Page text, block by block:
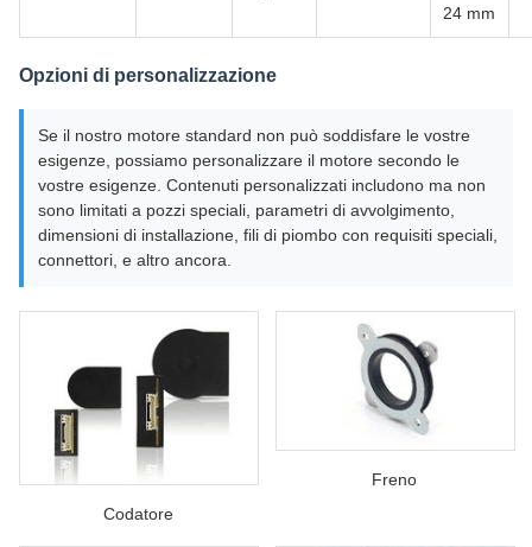
24 mm
Opzioni di personalizzazione
Se il nostro motore standard non può soddisfare le vostre
esigenze, possiamo personalizzare il motore secondo le
vostre esigenze. Contenuti personalizzati includono ma non
sono limitati a pozzi speciali, parametri di avvolgimento,
dimensioni di installazione, fili di piombo con requisiti speciali,
connettori, e altro ancora.
Codatore
Freno